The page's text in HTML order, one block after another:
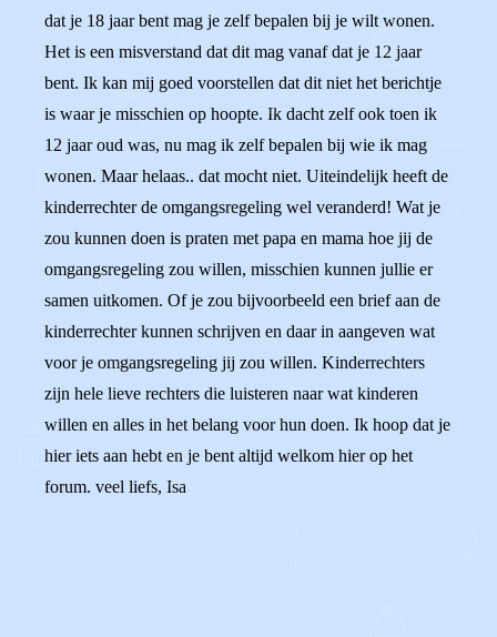
dat je 18 jaar bent mag je zelf bepalen bij je wilt wonen.
Het is een misverstand dat dit mag vanaf dat je 12 jaar
bent. Ik kan mij goed voorstellen dat dit niet het berichtje
is waar je misschien op hoopte. Ik dacht zelf ook toen ik
12 jaar oud was, nu mag ik zelf bepalen bij wie ik mag
wonen. Maar helaas.. dat mocht niet. Uiteindelijk heeft de
kinderrechter de omgangsregeling wel veranderd! Wat je
zou kunnen doen is praten met papa en mama hoe jij de
omgangsregeling zou willen, misschien kunnen jullie er
samen uitkomen. Of je zou bijvoorbeeld een brief aan de
kinderrechter kunnen schrijven en daar in aangeven wat
voor je omgangsregeling jij zou willen. Kinderrechters
zijn hele lieve rechters die luisteren naar wat kinderen
willen en alles in het belang voor hun doen. Ik hoop dat je
hier iets aan hebt en je bent altijd welkom hier op het
forum. veel liefs, Isa